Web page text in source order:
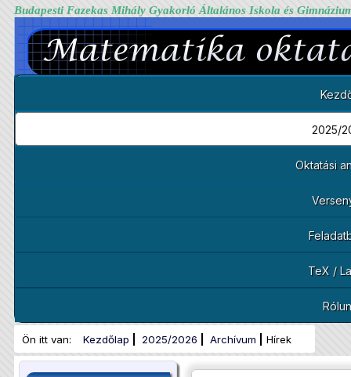
Budapesti Fazekas Mihály Gyakorló Általános Iskola és
2025/
Oktatási
TeX /
Ön itt van: Kezdőlap 2025/2026 Archívum Hírek